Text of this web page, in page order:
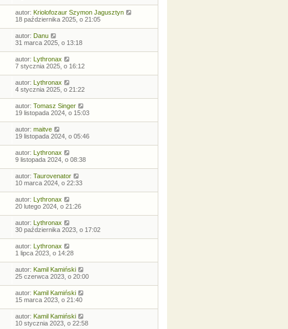
autor: Kriolofozaur Szymon Jagusztyn
18 października 2025, o 21:05
autor: Danu
31 marca 2025, o 13:18
autor: Lythronax
7 stycznia 2025, o 16:12
autor: Lythronax
4 stycznia 2025, o 21:22
autor: Tomasz Singer
19 listopada 2024, o 15:03
autor: maitve
19 listopada 2024, o 05:46
autor: Lythronax
9 listopada 2024, o 08:38
autor: Taurovenator
10 marca 2024, o 22:33
autor: Lythronax
20 lutego 2024, o 21:26
autor: Lythronax
30 października 2023, o 17:02
autor: Lythronax
1 lipca 2023, o 14:28
autor: Kamil Kamiński
25 czerwca 2023, o 20:00
autor: Kamil Kamiński
15 marca 2023, o 21:40
autor: Kamil Kamiński
10 stycznia 2023, o 22:58